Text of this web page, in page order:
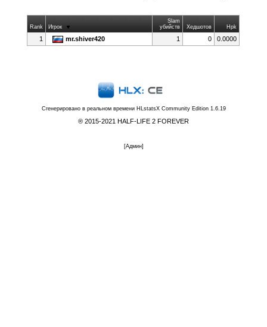
Rank Игрок
Slam
убийств
Хедшотов Hpk
1 mr.shiver420 1 0 0.0000
Сгенерировано в реальном времени HLstatsX Community Edition 1.6.19
® 2015-2021 HALF-LIFE 2 FOREVER
[Админ]